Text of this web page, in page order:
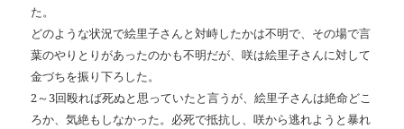
た。
どのような状況で絵里子さんと対峙したかは不明で、その場で言
葉のやりとりがあったのかも不明だが、咲は絵里子さんに対して
金づちを振り下ろした。
2～3回殴れば死ぬと思っていたと言うが、絵里子さんは絶命どこ
ろか、気絶もしなかった。必死で抵抗し、咲から逃れようと暴れ